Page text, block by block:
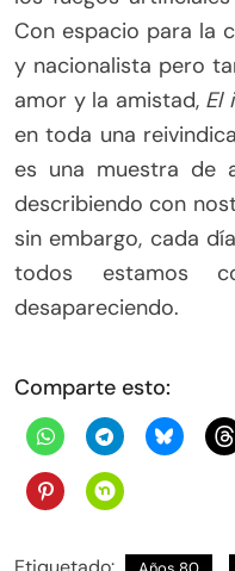
Con espacio para la
y nacionalista pero
amor y la amistad, El
en toda una
es una muestra de
describiendo con
sin embargo, cada
todos estamos
desapareciendo.
Comparte esto: